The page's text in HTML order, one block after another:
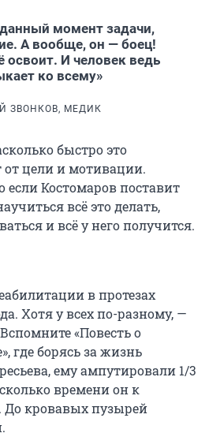
момент задачи,
А вообще, он — боец!
освоит. И человек ведь
ко всему»
ЗВОНКОВ, МЕДИК
быстро это
от цели и мотивации.
если Костомаров поставит
всё это делать,
и всё у него получится.
в протезах
Хотя у всех по-разному, —
«Повесть о
где борясь за жизнь
ему ампутировали 1/3
времени он к
кровавых пузырей